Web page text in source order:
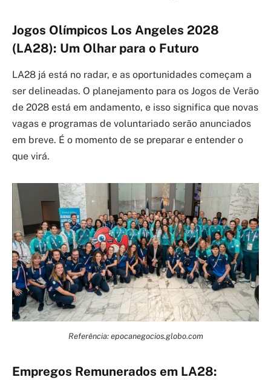
Jogos Olímpicos Los Angeles 2028
(LA28): Um Olhar para o Futuro
LA28 já está no radar, e as oportunidades começam a
ser delineadas. O planejamento para os Jogos de Verão
de 2028 está em andamento, e isso significa que novas
vagas e programas de voluntariado serão anunciados
em breve. É o momento de se preparar e entender o
que virá.
Referência: epocanegocios.globo.com
Empregos Remunerados em LA28: